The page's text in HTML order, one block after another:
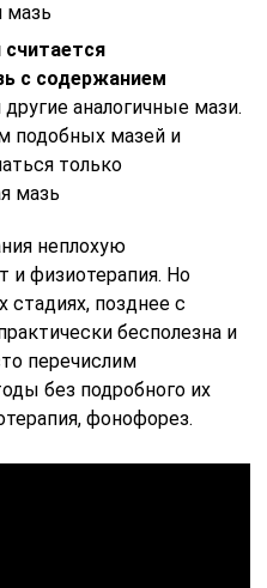
мазь
с содержанием
другие аналогичные мази.
подобных мазей и
только
мазь
неплохую
и физиотерапия. Но
стадиях, позднее с
бесполезна и
перечислим
без подробного их
фонофорез.